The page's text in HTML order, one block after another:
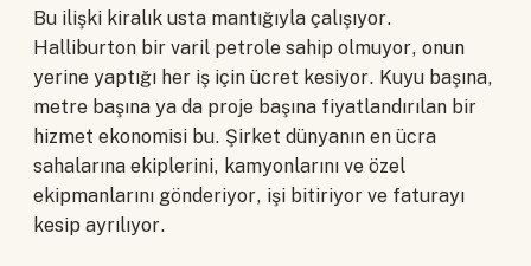
Bu ilişki kiralık usta mantığıyla çalışıyor.
Halliburton bir varil petrole sahip olmuyor, onun
yerine yaptığı her iş için ücret kesiyor. Kuyu başına,
metre başına ya da proje başına fiyatlandırılan bir
hizmet ekonomisi bu. Şirket dünyanın en ücra
sahalarına ekiplerini, kamyonlarını ve özel
ekipmanlarını gönderiyor, işi bitiriyor ve faturayı
kesip ayrılıyor.